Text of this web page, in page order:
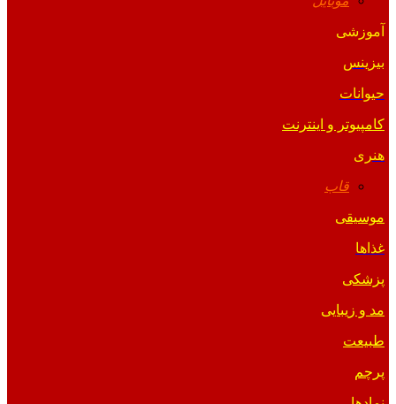
آموزشی
بیزینس
حیوانات
کامپیوتر و اینترنت
هنری
قاب
موسیقی
غذاها
پزشکی
مد و زیبایی
طبیعت
پرچم